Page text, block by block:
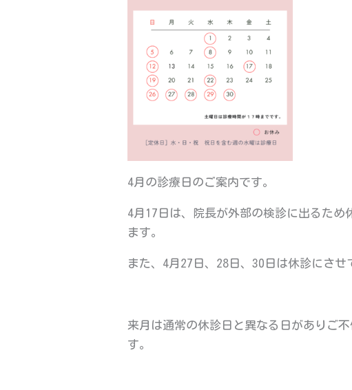
4月の診療日のご案内です。
4月17日は、院長が外部の検診に出るため
ます。
また、4月27日、28日、30日は休診にさせ
来月は通常の休診日と異なる日がありご
す。